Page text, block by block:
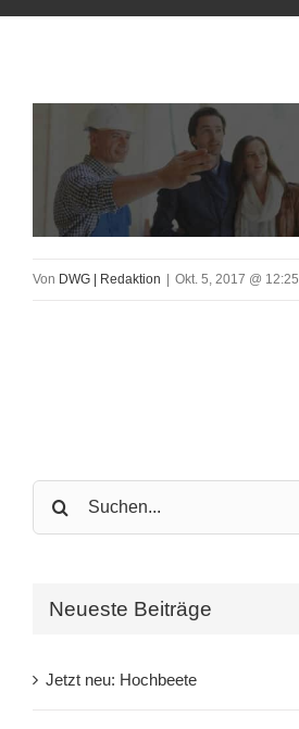
Von DWG | Redaktion | Okt. 5, 2017 @ 12:25
Search
for:
Neueste Beiträge
Jetzt neu: Hochbeete